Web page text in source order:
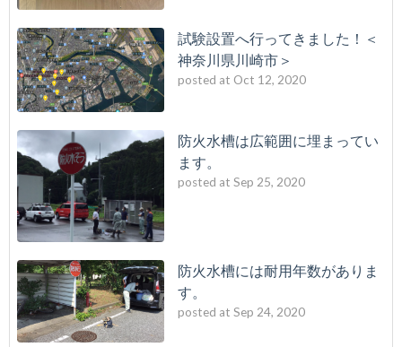
試験設置へ行ってきました！＜
神奈川県川崎市＞
posted at Oct 12, 2020
防火水槽は広範囲に埋まってい
ます。
posted at Sep 25, 2020
防火水槽には耐用年数がありま
す。
posted at Sep 24, 2020